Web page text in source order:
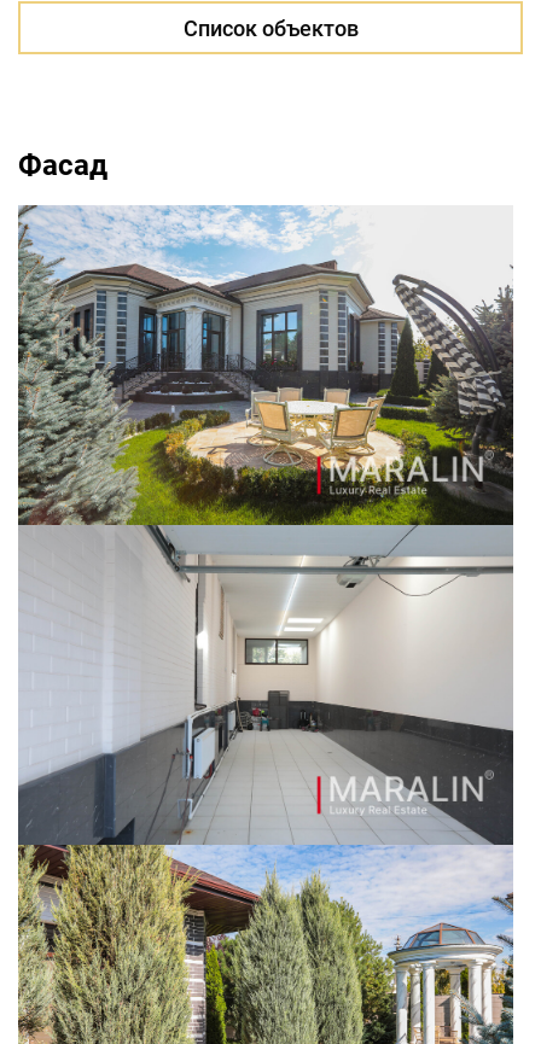
Список объектов
Фасад